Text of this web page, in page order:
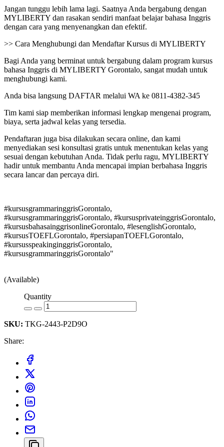
Jangan tunggu lebih lama lagi. Saatnya Anda bergabung dengan
MYLIBERTY dan rasakan sendiri manfaat belajar bahasa Inggris
dengan cara yang menyenangkan dan efektif.
>> Cara Menghubungi dan Mendaftar Kursus di MYLIBERTY
Bagi Anda yang berminat untuk bergabung dalam program kursus
bahasa Inggris di MYLIBERTY Gorontalo, sangat mudah untuk
menghubungi kami.
Anda bisa langsung DAFTAR melalui WA ke 0811-4382-345
Tim kami siap memberikan informasi lengkap mengenai program,
biaya, serta jadwal kelas yang tersedia.
Pendaftaran juga bisa dilakukan secara online, dan kami
menyediakan sesi konsultasi gratis untuk menentukan kelas yang
sesuai dengan kebutuhan Anda. Tidak perlu ragu, MYLIBERTY
hadir untuk membantu Anda mencapai impian berbahasa Inggris
secara lancar dan percaya diri.
#kursusgrammaringgrisGorontalo,
#kursusgrammaringgrisGorontalo, #kursusprivateinggrisGorontalo,
#kursusbahasainggrisonlineGorontalo, #lesenglishGorontalo,
#kursusTOEFLGorontalo, #persiapanTOEFLGorontalo,
#kursusspeakinginggrisGorontalo,
#kursusgrammaringgrisGorontalo"
(Available)
Quantity
SKU: TKG-2443-P2D9O
Share: